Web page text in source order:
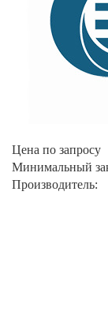
Цена по запросу
Минимальный
Производитель: